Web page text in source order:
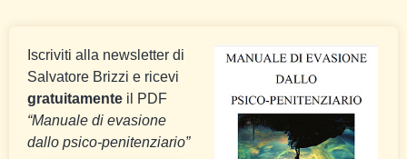
Iscriviti alla newsletter di
Salvatore Brizzi e ricevi
gratuitamente il PDF
“Manuale di evasione
dallo psico-penitenziario”